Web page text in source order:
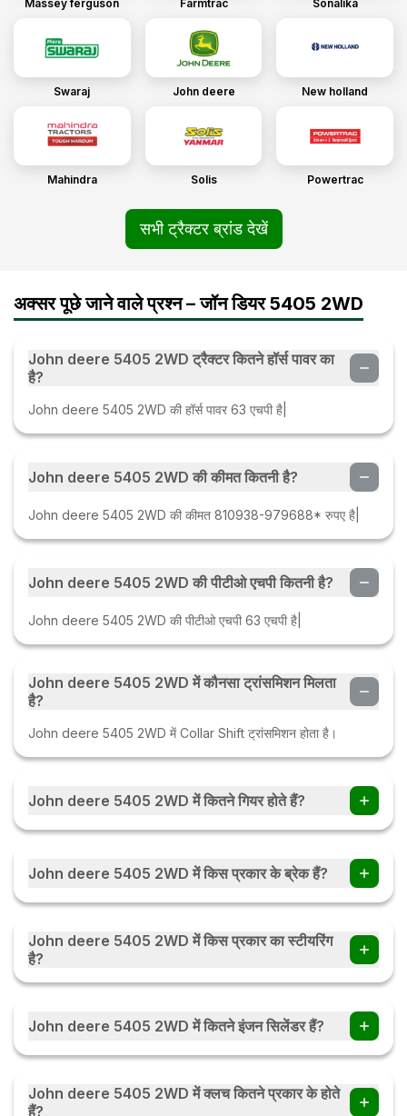
Massey ferguson Farmtrac Sonalika
Swaraj John deere New holland
Mahindra Solis Powertrac
सभी ट्रैक्टर ब्रांड देखें
अक्सर पूछे जाने वाले प्रश्न – जॉन डियर 5405 2WD
John deere 5405 2WD ट्रैक्टर कितने हॉर्स पावर का
है?
John deere 5405 2WD की हॉर्स पावर 63 एचपी है|
John deere 5405 2WD की कीमत कितनी है?
John deere 5405 2WD की कीमत 810938-979688* रुपए है|
John deere 5405 2WD की पीटीओ एचपी कितनी है?
John deere 5405 2WD की पीटीओ एचपी 63 एचपी है|
John deere 5405 2WD में कौनसा ट्रांसमिशन मिलता
है?
John deere 5405 2WD में Collar Shift ट्रांसमिशन होता है।
John deere 5405 2WD में कितने गियर होते हैं?
John deere 5405 2WD ट्रैक्टर में 12 Forward + 4 Reverse
John deere 5405 2WD में किस प्रकार के ब्रेक हैं?
John deere 5405 2WD में Self adjusting and self
equalising, Hydraullically actuated, Oil immersed Disc
Brakes हैं।
John deere 5405 2WD में किस प्रकार का स्टीयरिंग
है?
John deere 5405 2WD में Power Steering , Tilt steering :
John deere 5405 2WD में कितने इंजन सिलेंडर हैं?
John deere 5405 2WD में 3 इंजन सिलेंडर हैं।
John deere 5405 2WD में क्लच कितने प्रकार के होते
हैं?